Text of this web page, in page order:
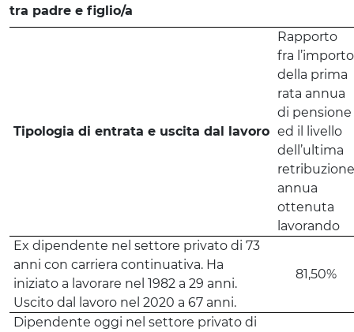
tra padre e figlio/a
Tipologia di entrata e uscita dal lavoro
Rapporto
fra l’importo
della prima
rata annua
di pensione
ed il livello
dell’ultima
retribuzione
annua
ottenuta
lavorando
Ex dipendente nel settore privato di 73
anni con carriera continuativa. Ha
iniziato a lavorare nel 1982 a 29 anni.
Uscito dal lavoro nel 2020 a 67 anni.
81,50%
Dipendente oggi nel settore privato di